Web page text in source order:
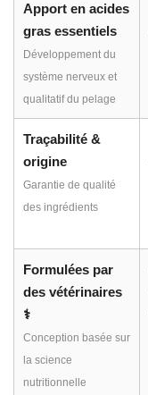
Traçabilité &
origine
Garantie de qualité
des ingrédients
Formulées par
des vétérinaires
‍⚕️
la science
nutritionnelle
Utilisation multi-
usages
Convient aux chiots &
femelles gestantes ou